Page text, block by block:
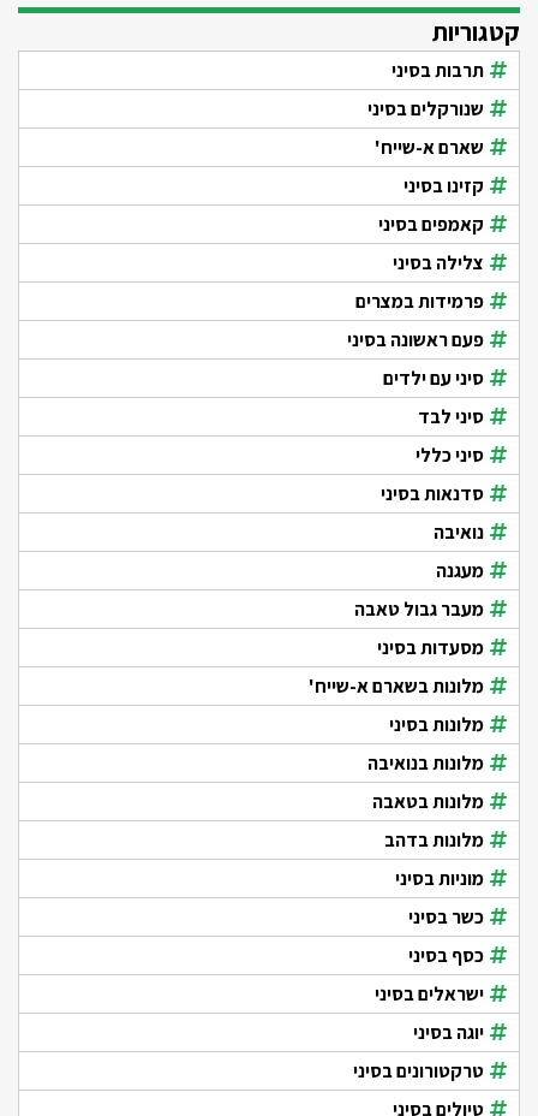
קטגוריות
תרבות בסיני
שנורקלים בסיני
שארם א-שייח'
קזינו בסיני
קאמפים בסיני
צלילה בסיני
פרמידות במצרים
פעם ראשונה בסיני
סיני עם ילדים
סיני לבד
סיני כללי
סדנאות בסיני
נואיבה
מעגנה
מעבר גבול טאבה
מסעדות בסיני
מלונות בשארם א-שייח'
מלונות בסיני
מלונות בנואיבה
מלונות בטאבה
מלונות בדהב
מוניות בסיני
כשר בסיני
כסף בסיני
ישראלים בסיני
יוגה בסיני
טרקטורונים בסיני
טיולים בסיני